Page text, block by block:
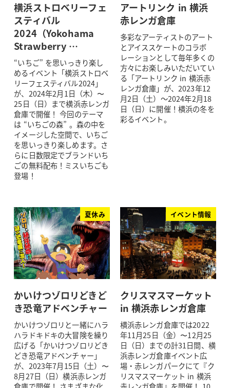
横浜ストロベリーフェ
スティバル
2024（Yokohama
Strawberry …
“いちご” を思いっきり楽し
めるイベント「横浜ストロベ
リーフェスティバル2024」
が、2024年2月1日（木）〜
25日（日）まで横浜赤レンガ
倉庫で開催！ 今回のテーマ
は “いちごの森” 。森の中を
イメージした空間で、いちご
を思いっきり楽しめます。さ
らに日数限定でブランドいち
ごの無料配布！ミスいちごも
登場！
アートリンク in 横浜
赤レンガ倉庫
多彩なアーティストのアート
とアイススケートのコラボ
レーションとして毎年多くの
方々にお楽しみいただいてい
る「アートリンク in 横浜赤
レンガ倉庫」が、2023年12
月2日（土）～2024年2月18
日（日）に開催！横浜の冬を
彩るイベント。
夏休み
かいけつゾロリどきど
き恐竜アドベンチャー
かいけつゾロリと一緒にハラ
ハラドキドキの大冒険を繰り
広げる「かいけつゾロリどき
どき恐竜アドベンチャー」
が、2023年7月15日（土）〜
8月27日（日）横浜赤レンガ
イベント情報
クリスマスマーケット
in 横浜赤レンガ倉庫
横浜赤レンガ倉庫では2022
年11月25日（金）〜12月25
日（日）までの計31日間、横
浜赤レンガ倉庫イベント広
場・赤レンガパークにて『ク
リスマスマーケット in 横浜